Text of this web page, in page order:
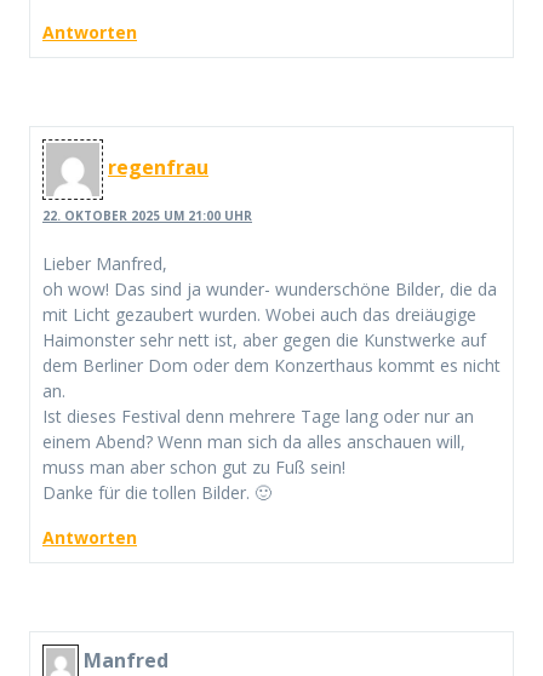
Antworten
regenfrau
22. OKTOBER 2025 UM 21:00 UHR
Lieber Manfred,
oh wow! Das sind ja wunder- wunderschöne Bilder, die da
mit Licht gezaubert wurden. Wobei auch das dreiäugige
Haimonster sehr nett ist, aber gegen die Kunstwerke auf
dem Berliner Dom oder dem Konzerthaus kommt es nicht
an.
Ist dieses Festival denn mehrere Tage lang oder nur an
einem Abend? Wenn man sich da alles anschauen will,
muss man aber schon gut zu Fuß sein!
Danke für die tollen Bilder. 🙂
Antworten
Manfred